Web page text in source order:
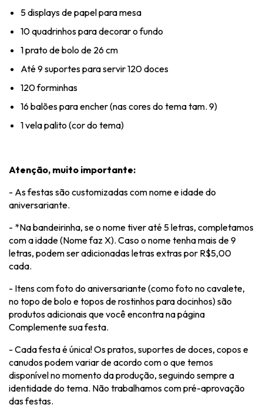
5 displays de papel para mesa
10 quadrinhos para decorar o fundo
1 prato de bolo de 26 cm
Até 9 suportes para servir 120 doces
120 forminhas
16 balões para encher (nas cores do tema tam. 9)
1 vela palito (cor do tema)
Atenção, muito importante:
- As festas são customizadas com nome e idade do
aniversariante.
- *Na bandeirinha, se o nome tiver até 5 letras, completamos
com a idade (Nome faz X). Caso o nome tenha mais de 9
letras, podem ser adicionadas letras extras por R$5,00
cada.
- Itens com foto do aniversariante (como foto no cavalete,
no topo de bolo e topos de rostinhos para docinhos) são
produtos adicionais que você encontra na página
Complemente sua festa.
- Cada festa é única! Os pratos, suportes de doces, copos e
canudos podem variar de acordo com o que temos
disponível no momento da produção, seguindo sempre a
identidade do tema. Não trabalhamos com pré-aprovação
das festas.